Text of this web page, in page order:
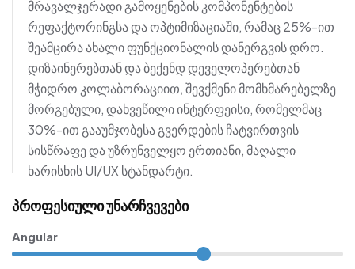
მრავალჯერადი გამოყენების კომპონენტების
რეფაქტორინგსა და ოპტიმიზაციაში, რამაც 25%-ით
შეამცირა ახალი ფუნქციონალის დანერგვის დრო.
დიზაინერებთან და ბექენდ დეველოპერებთან
მჭიდრო კოლაბორაციით, შევქმენი მომხმარებელზე
მორგებული, დახვეწილი ინტერფეისი, რომელმაც
30%-ით გააუმჯობესა გვერდების ჩატვირთვის
სისწრაფე და უზრუნველყო ერთიანი, მაღალი
ხარისხის UI/UX სტანდარტი.
პროფესიული უნარჩვევები
Angular